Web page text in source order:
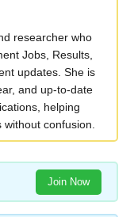
researcher who
Jobs, Results,
updates. She is
and up-to-date
helping
confusion.
Join Now